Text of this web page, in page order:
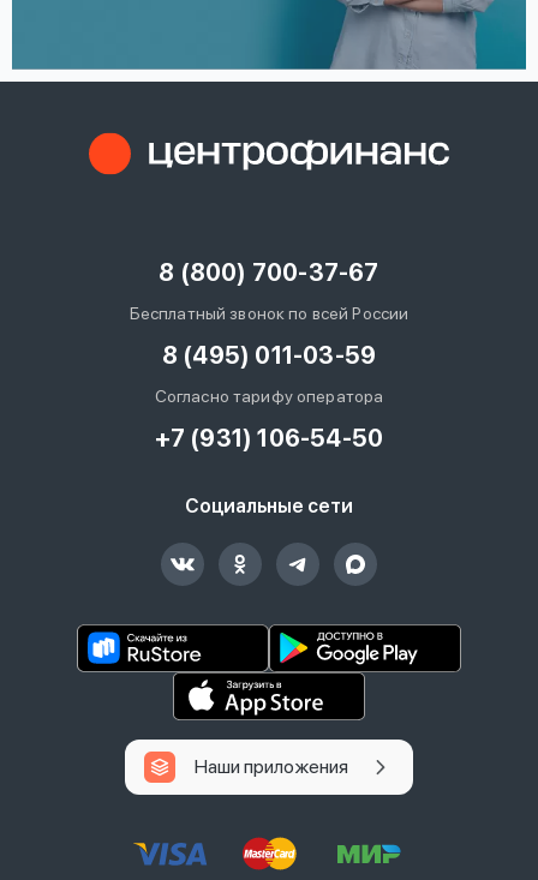
8 (800) 700-37-67
Бесплатный звонок по всей России
8 (495) 011-03-59
Согласно тарифу оператора
+7 (931) 106-54-50
Социальные сети
Наши приложения